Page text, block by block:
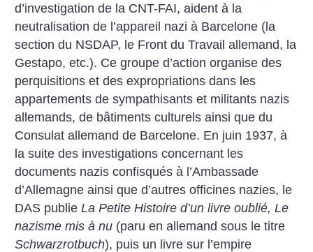
d’investigation de la CNT-FAI, aident à la
neutralisation de l’appareil nazi à Barcelone (la
section du NSDAP, le Front du Travail allemand, la
Gestapo, etc.). Ce groupe d’action organise des
perquisitions et des expropriations dans les
appartements de sympathisants et militants nazis
allemands, de bâtiments culturels ainsi que du
Consulat allemand de Barcelone. En juin 1937, à
la suite des investigations concernant les
documents nazis confisqués à l’Ambassade
d’Allemagne ainsi que d’autres officines nazies, le
DAS publieLa Petite Histoire d’un livre oublié, Le
nazisme mis à nu (paru en allemand sous le titre
Schwarzrotbuch), puis un livre sur l’empire